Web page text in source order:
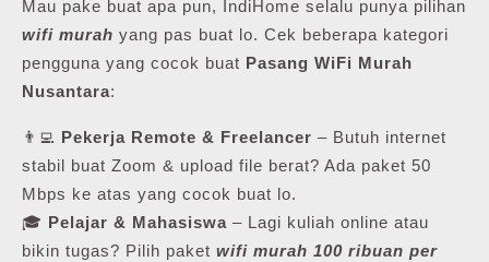
Mau pake buat apa pun, IndiHome selalu punya pilihan
wifi murah yang pas buat lo. Cek beberapa kategori
pengguna yang cocok buat Pasang WiFi Murah
Nusantara:
👨‍💻 Pekerja Remote & Freelancer – Butuh internet
stabil buat Zoom & upload file berat? Ada paket 50
Mbps ke atas yang cocok buat lo.
🎓 Pelajar & Mahasiswa – Lagi kuliah online atau
bikin tugas? Pilih paket wifi murah 100 ribuan per